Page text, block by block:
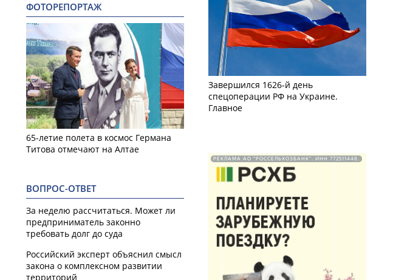
ФОТОРЕПОРТАЖ
65-летие полета в космос Германа
Титова отмечают на Алтае
ВОПРОС-ОТВЕТ
За неделю рассчитаться. Может ли
предприниматель законно
требовать долг до суда
Российский эксперт объяснил смысл
закона о комплексном развитии
территорий
Завершился 1626-й день
спецоперации РФ на Украине.
Главное
РЕКЛАМА АО "РОССЕЛЬХОЗБАНК". ИНН 772511448.